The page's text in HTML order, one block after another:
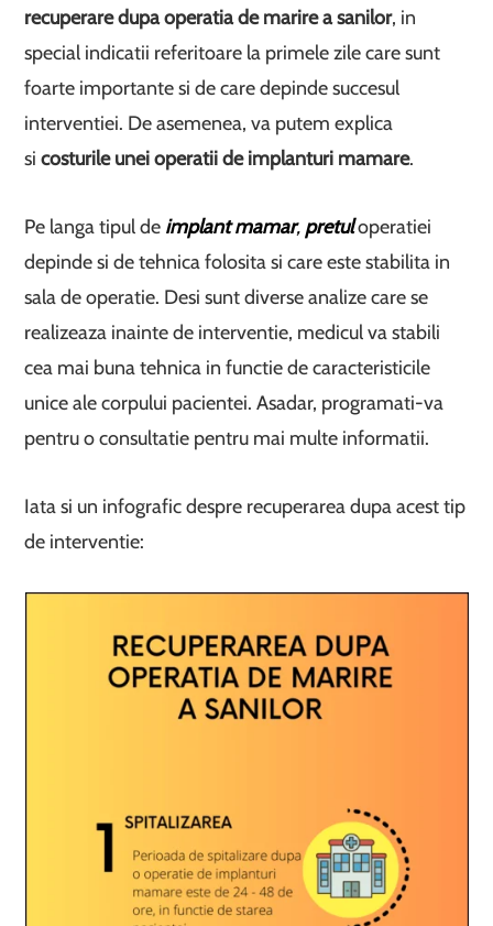
recuperare dupa operatia de marire a sanilor, in
special indicatii referitoare la primele zile care sunt
foarte importante si de care depinde succesul
interventiei. De asemenea, va putem explica
sicosturile unei operatii de implanturi mamare.
Pe langa tipul de implant mamar, pretuloperatiei
depinde si de tehnica folosita si care este stabilita in
sala de operatie. Desi sunt diverse analize care se
realizeaza inainte de interventie, medicul va stabili
cea mai buna tehnica in functie de caracteristicile
unice ale corpului pacientei. Asadar, programati-va
pentru o consultatie pentru mai multe informatii.
Iata si un infografic despre recuperarea dupa acest tip
de interventie: